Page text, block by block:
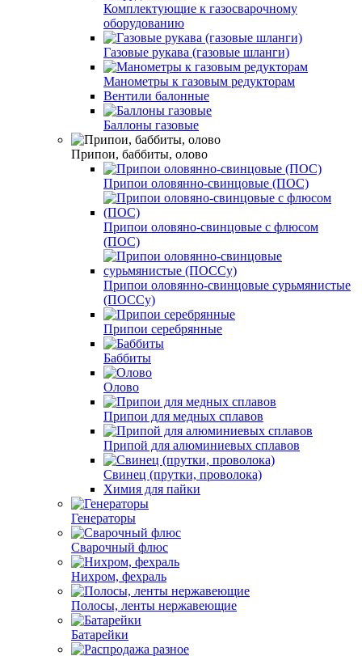
Комплектующие к газосварочному
оборудованию
Газовые рукава (газовые шланги)
Манометры к газовым редукторам
Вентили балонные
Баллоны газовые
Припои, баббиты, олово
Припои оловянно-свинцовые (ПОС)
Припои оловяно-свинцовые c флюсом
(ПОС)
Припои оловянно-свинцовые сурьмянистые
(ПОССу)
Припои серебрянные
Баббиты
Олово
Припои для медных сплавов
Припой для алюминиевых сплавов
Свинец (прутки, проволока)
Химия для пайки
Генераторы
Сварочный флюс
Нихром, фехраль
Полосы, ленты нержавеющие
Батарейки